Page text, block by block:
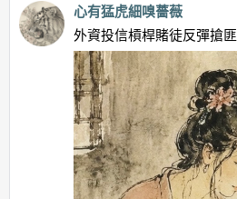
心有猛虎細嗅薔薇
外資投信槓桿賭徒反彈搶